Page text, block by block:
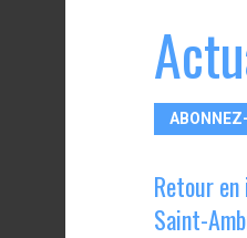
Retour
Saint-